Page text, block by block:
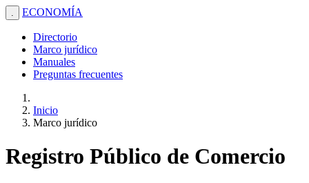
. ECONOMÍA
Directorio
Marco jurídico
Manuales
Preguntas frecuentes
Inicio
Marco jurídico
Registro Público de Comercio